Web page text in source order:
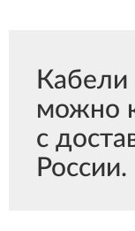
можно
с
России.